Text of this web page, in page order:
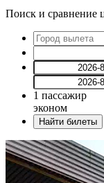
Поиск и сравнение
1 пассажир
эконом
Найти билеты